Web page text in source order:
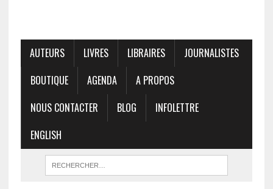
AUTEURS LIVRES LIBRAIRES
JOURNALISTES
BOUTIQUE
AGENDA
A PROPOS
NOUS CONTACTER
BLOG
INFOLETTRE
ENGLISH